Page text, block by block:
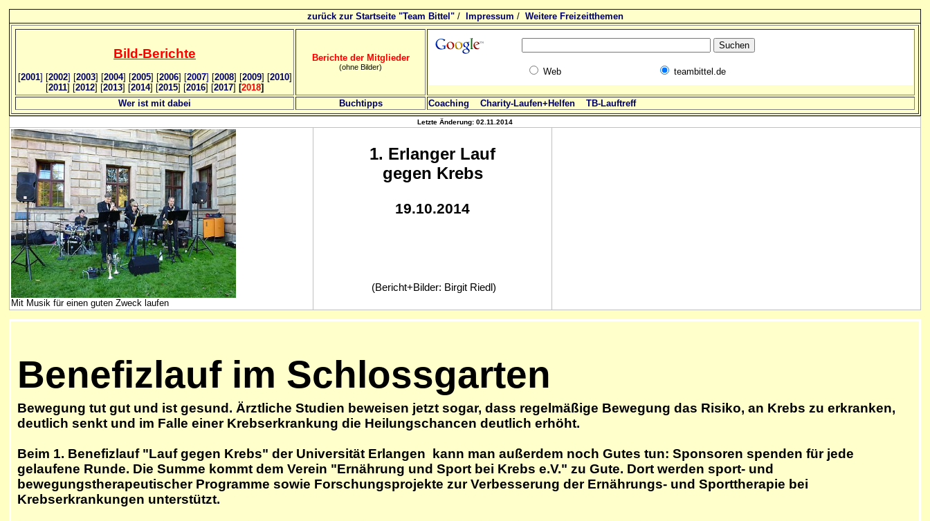
zurück zur Startseite "Team Bittel"/ Impressum / Weitere Freizeitthemen
Bild-Berichte
[2001] [2002] [2003] [2004] [2005] [2006] [2007] [2008] [2009] [2010]
[2011] [2012] [2013] [2014] [2015] [2016] [2017] [2018]
Berichte der Mitglieder
(ohne Bilder) Web teambittel.de
Wer ist mit dabei Buchtipps Coaching Charity-Laufen+Helfen TB-Lauftreff
Letzte Änderung: 02.11.2014
Mit Musik für einen guten Zweck laufen
1. Erlanger Lauf
gegen Krebs
19.10.2014
(Bericht+Bilder: Birgit Riedl)
Benefizlauf im Schlossgarten
Bewegung tut gut und ist gesund. Ärztliche Studien beweisen jetzt sogar, dass regelmäßige Bewegung das Risiko, an Krebs zu erkranken,
deutlich senkt und im Falle einer Krebserkrankung die Heilungschancen deutlich erhöht.
Beim 1. Benefizlauf "Lauf gegen Krebs" der Universität Erlangen kann man außerdem noch Gutes tun: Sponsoren spenden für jede
gelaufene Runde. Die Summe kommt dem Verein "Ernährung und Sport bei Krebs e.V." zu Gute. Dort werden sport- und
bewegungstherapeutischer Programme sowie Forschungsprojekte zur Verbesserung der Ernährungs- und Sporttherapie bei
Krebserkrankungen unterstützt.